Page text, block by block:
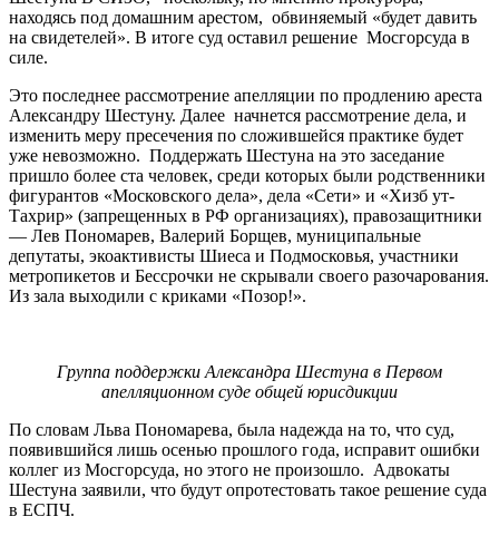
находясь под домашним арестом, обвиняемый «будет давить
на свидетелей». В итоге суд оставил решение Мосгорсуда в
силе.
Это последнее рассмотрение апелляции по продлению ареста
Александру Шестуну. Далее начнется рассмотрение дела, и
изменить меру пресечения по сложившейся практике будет
уже невозможно. Поддержать Шестуна на это заседание
пришло более ста человек, среди которых были родственники
фигурантов «Московского дела», дела «Сети» и «Хизб ут-
Тахрир» (запрещенных в РФ организациях), правозащитники
— Лев Пономарев, Валерий Борщев, муниципальные
депутаты, экоактивисты Шиеса и Подмосковья, участники
метропикетов и Бессрочки не скрывали своего разочарования.
Из зала выходили с криками «Позор!».
Группа поддержки Александра Шестуна в Первом
апелляционном суде общей юрисдикции
По словам Льва Пономарева, была надежда на то, что суд,
появившийся лишь осенью прошлого года, исправит ошибки
коллег из Мосгорсуда, но этого не произошло. Адвокаты
Шестуна заявили, что будут опротестовать такое решение суда
в ЕСПЧ.